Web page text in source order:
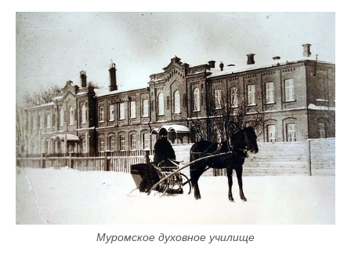
Муромское духовное училище